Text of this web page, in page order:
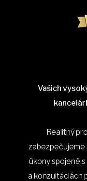
Vašich
Realitný
úkony spojené s
a konzultáciách